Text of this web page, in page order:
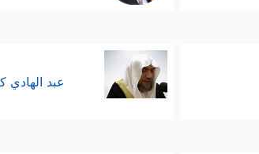
عبد الهادي